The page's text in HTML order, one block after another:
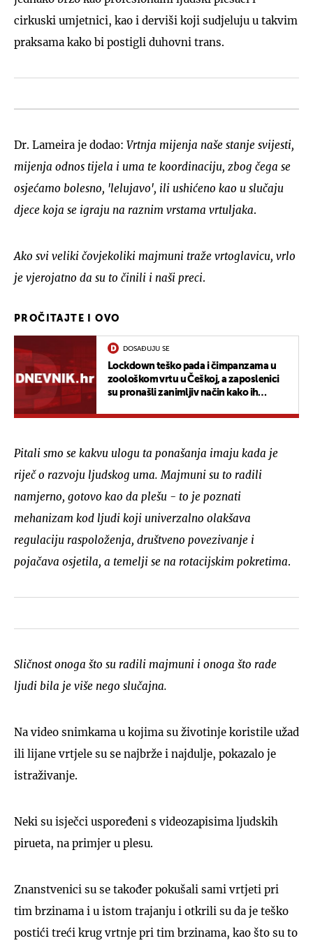
cirkuski umjetnici, kao i derviši koji sudjeluju u takvim
praksama kako bi postigli duhovni trans.
Dr. Lameira je dodao: Vrtnja mijenja naše stanje svijesti,
mijenja odnos tijela i uma te koordinaciju, zbog čega se
osjećamo bolesno, 'lelujavo', ili ushićeno kao u slučaju
djece koja se igraju na raznim vrstama vrtuljaka.
Ako svi veliki čovjekoliki majmuni traže vrtoglavicu, vrlo
je vjerojatno da su to činili i naši preci.
PROČITAJTE I OVO
DOSAĐUJU SE
Lockdown teško pada i čimpanzama u
zoološkom vrtu u Češkoj, a zaposlenici
su pronašli zanimljiv način kako ih
Pitali smo se kakvu ulogu ta ponašanja imaju kada je
riječ o razvoju ljudskog uma. Majmuni su to radili
namjerno, gotovo kao da plešu - to je poznati
mehanizam kod ljudi koji univerzalno olakšava
regulaciju raspoloženja, društveno povezivanje i
pojačava osjetila, a temelji se na rotacijskim pokretima.
Sličnost onoga što su radili majmuni i onoga što rade
ljudi bila je više nego slučajna.
Na video snimkama u kojima su životinje koristile užad
ili lijane vrtjele su se najbrže i najdulje, pokazalo je
istraživanje.
Neki su isječci uspoređeni s videozapisima ljudskih
pirueta, na primjer u plesu.
Znanstvenici su se također pokušali sami vrtjeti pri
tim brzinama i u istom trajanju i otkrili su da je teško
postići treći krug vrtnje pri tim brzinama, kao što su to